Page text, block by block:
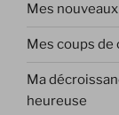
Mes
Mes coups
Ma
heureuse